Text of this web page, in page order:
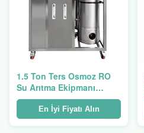
1.5 Ton Ters Osmoz RO
Su Arıtma Ekipmanı
Büyük Doğrudan İçecek
Su Makinesi
En İyi Fiyatı Alın